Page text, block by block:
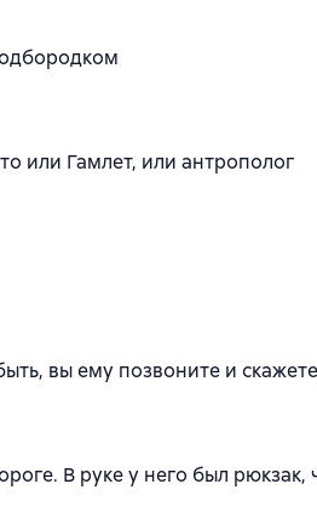
или Гамлет, или антрополог
вы ему позвоните и
В руке у него был